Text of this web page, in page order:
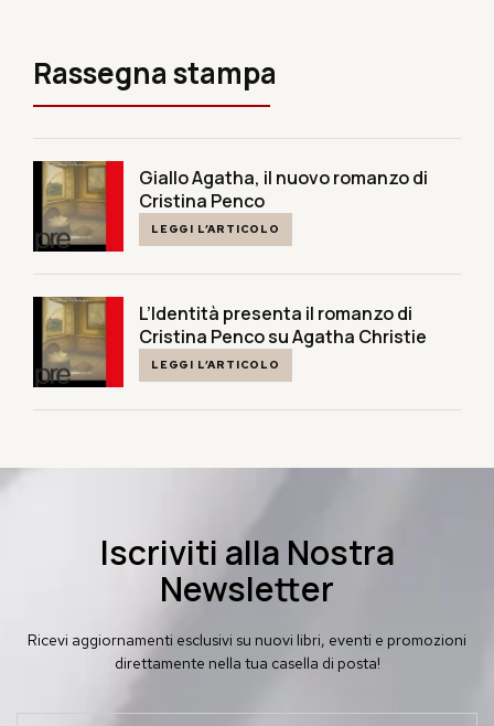
Rassegna stampa
Giallo Agatha, il nuovo romanzo di
Cristina Penco
LEGGI L’ARTICOLO
L’Identità presenta il romanzo di
Cristina Penco su Agatha Christie
LEGGI L’ARTICOLO
Iscriviti alla Nostra
Newsletter
Ricevi aggiornamenti esclusivi su nuovi libri, eventi e promozioni
direttamente nella tua casella di posta!